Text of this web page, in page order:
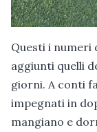
Questi i numeri
aggiunti quelli
giorni. A conti
impegnati in
mangiano e